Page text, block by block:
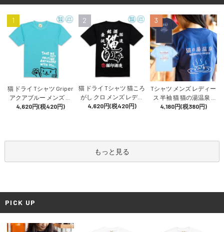
1
猫 ドライ Tシャツ Griper
アクアブルー メンズ レ
ディース 半袖 プリント
4,620円(税420円)
2
猫 ドライ Tシャツ 猫ころ
がし クロ メンズ レディ
ース 半袖 日本酒 酒造 猫
4,620円(税420円)
3
Tシャツ メンズ レディー
ス 半袖 猫 猫の湯温泉 -
アイイロ おもしろ ネコ
4,180円(税380円)
もっと見る
PICK UP